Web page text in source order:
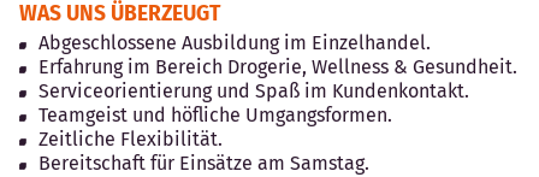
WAS UNS ÜBERZEUGT
Abgeschlossene Ausbildung im Einzelhandel.
Erfahrung im Bereich Drogerie, Wellness & Gesundheit.
Serviceorientierung und Spaß im Kundenkontakt.
Teamgeist und höfliche Umgangsformen.
Zeitliche Flexibilität.
Bereitschaft für Einsätze am Samstag.